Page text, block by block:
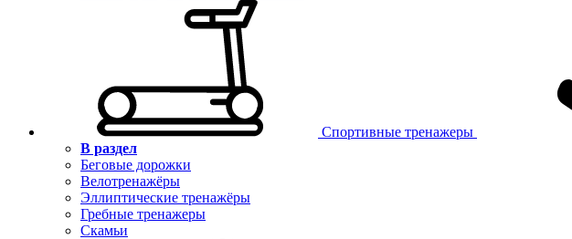
Спортивные тренажеры
В раздел
Беговые дорожки
Велотренажёры
Эллиптические тренажёры
Гребные тренажеры
Скамьи